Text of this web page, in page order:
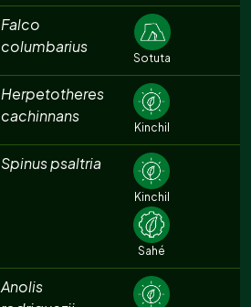
Falco
columbarius
Sotuta
Herpetotheres
cachinnans
Kinchil
Spinus psaltria
Kinchil
Sahé
Anolis